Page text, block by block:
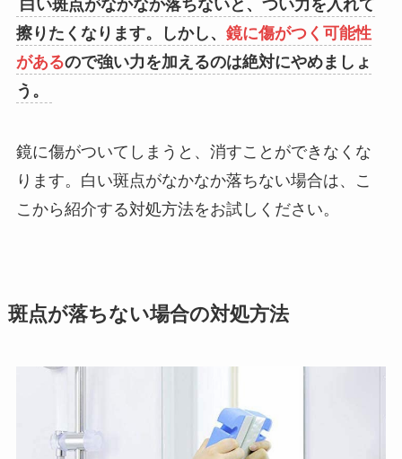
白い斑点がなかなか落ちないと、つい力を入れて
擦りたくなります。しかし、 鏡に傷がつく可能性
があるので強い力を加えるのは絶対にやめましょ
う。
鏡に傷がついてしまうと、消すことができなくな
ります。白い斑点がなかなか落ちない場合は、こ
こから紹介する対処方法をお試しください。
斑点が落ちない場合の対処方法